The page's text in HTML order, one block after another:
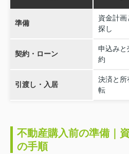
準備
資金計画
探し
契約・ローン
申込みと
約
引渡し・入居
決済と所
転
不動産購入前の準備｜
の手順